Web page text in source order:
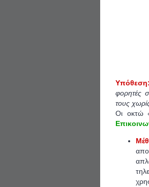
Υπόθεση:
φορητές
τους
Οι οκτώ